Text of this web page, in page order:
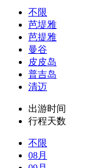
不限
芭堤雅
芭提雅
曼谷
皮皮岛
普吉岛
清迈
出游时间
行程天数
不限
08月